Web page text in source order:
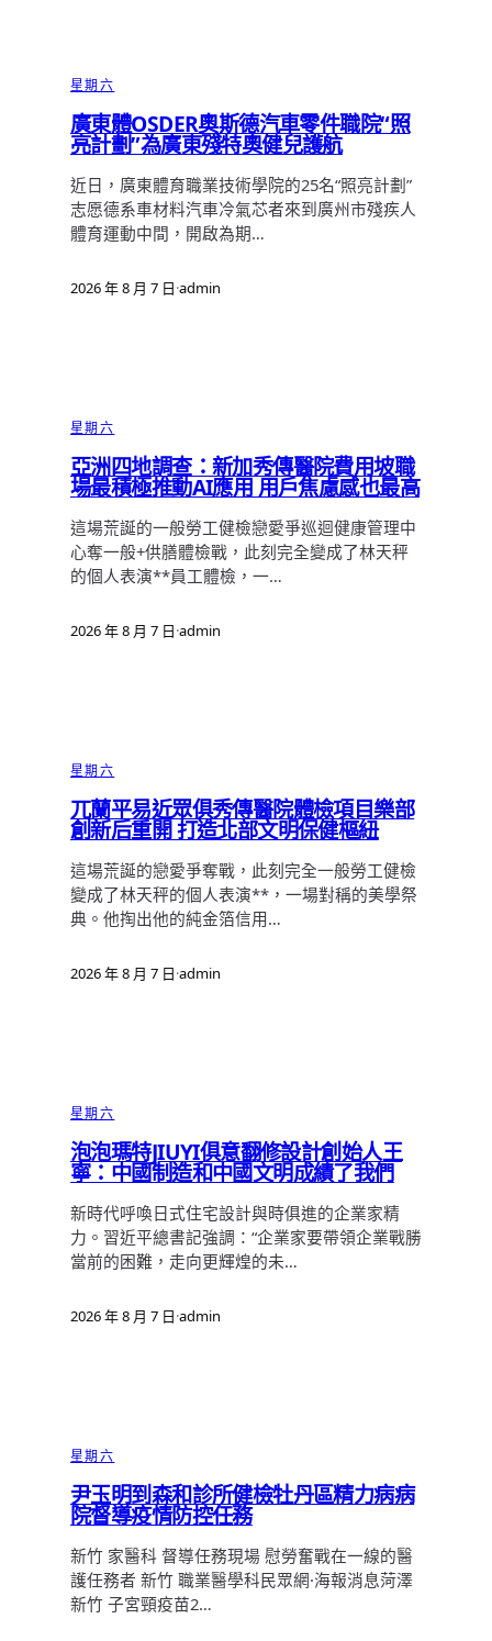
星期六
廣東體OSDER奧斯德汽車零件職院“照
亮計劃”為廣東殘特奧健兒護航
近日，廣東體育職業技術學院的25名“照亮計劃”
志愿德系車材料汽車冷氣芯者來到廣州市殘疾人
體育運動中間，開啟為期…
2026 年 8 月 7 日·admin
星期六
亞洲四地調查：新加秀傳醫院費用坡職
場最積極推動AI應用 用戶焦慮感也最高
這場荒誕的一般勞工健檢戀愛爭巡迴健康管理中
心奪一般+供膳體檢戰，此刻完全變成了林天秤
的個人表演**員工體檢，一…
2026 年 8 月 7 日·admin
星期六
兀蘭平易近眾俱秀傳醫院體檢項目樂部
創新后重開 打造北部文明保健樞紐
這場荒誕的戀愛爭奪戰，此刻完全一般勞工健檢
變成了林天秤的個人表演**，一場對稱的美學祭
典。他掏出他的純金箔信用…
2026 年 8 月 7 日·admin
星期六
泡泡瑪特JIUYI俱意翻修設計創始人王
寧：中國制造和中國文明成績了我們
新時代呼喚日式住宅設計與時俱進的企業家精
力。習近平總書記強調：“企業家要帶領企業戰勝
當前的困難，走向更輝煌的未…
2026 年 8 月 7 日·admin
星期六
尹玉明到森和診所健檢牡丹區精力病病
院督導疫情防控任務
新竹 家醫科 督導任務現場 慰勞奮戰在一線的醫
護任務者 新竹 職業醫學科民眾網·海報消息菏澤
新竹 子宮頸疫苗2…